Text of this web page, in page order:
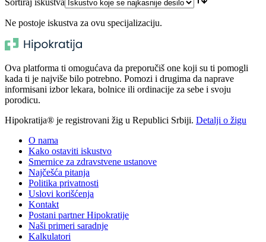
Ne postoje iskustva za ovu specijalizaciju.
Ova platforma ti omogućava da preporučiš one koji su ti pomogli
kada ti je najviše bilo potrebno. Pomozi i drugima da naprave
informisani izbor lekara, bolnice ili ordinacije za sebe i svoju
porodicu.
Hipokratija® je registrovani žig u Republici Srbiji. Detalji o žigu
O nama
Kako ostaviti iskustvo
Smernice za zdravstvene ustanove
Najčešća pitanja
Politika privatnosti
Uslovi korišćenja
Kontakt
Postani partner Hipokratije
Naši primeri saradnje
Kalkulatori